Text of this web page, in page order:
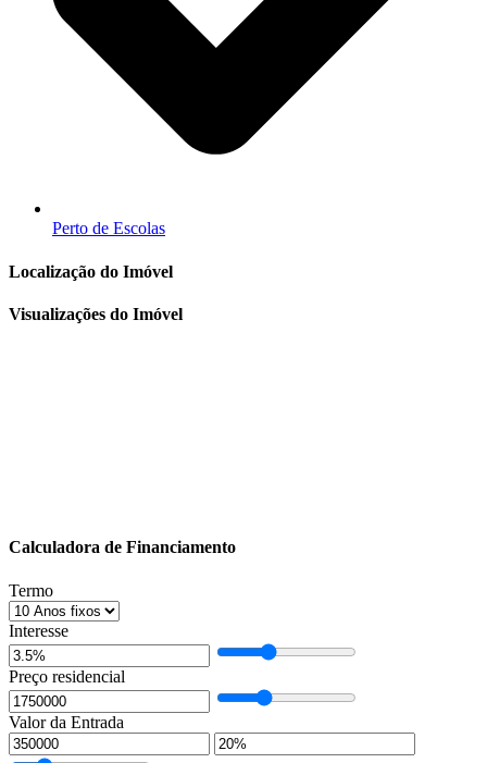
Perto de Escolas
Localização do Imóvel
Visualizações do Imóvel
Calculadora de Financiamento
Termo
Interesse
Preço residencial
Valor da Entrada